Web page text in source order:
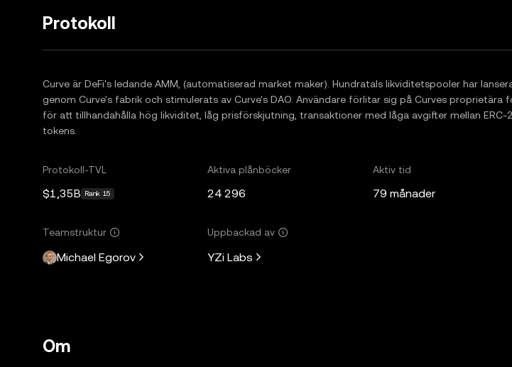
Protokoll
Curve är DeFi's ledande AMM, (automatiserad market maker). Hundratals likviditetspooler har
genom Curve's fabrik och stimulerats av Curve's DAO. Användare förlitar sig på Curves proprietära
för att tillhandahålla hög likviditet, låg prisförskjutning, transaktioner med låga avgifter mellan ERC-
tokens.
Protokoll-TVL
$1,35B Rank 15
Aktiva plånböcker
24 296
Aktiv tid
79 månader
Teamstruktur
Michael Egorov
Uppbackad av
YZi Labs
Om